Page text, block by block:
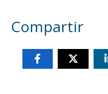
Compartir